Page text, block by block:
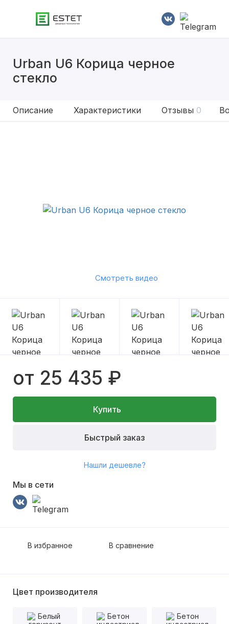
Urban U6 Корица черное
стекло
Описание Характеристики Отзывы 0
Смотреть видео
от 25 435 ₽
Купить
Быстрый заказ
Нашли дешевле?
Мы в сети
В избранное В сравнение
Цвет производителя